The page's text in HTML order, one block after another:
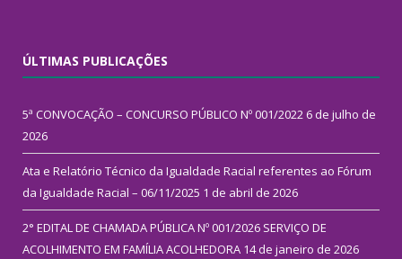
ÚLTIMAS PUBLICAÇÕES
5ª CONVOCAÇÃO – CONCURSO PÚBLICO Nº 001/2022 6 de julho de
2026
Ata e Relatório Técnico da Igualdade Racial referentes ao Fórum
da Igualdade Racial – 06/11/2025 1 de abril de 2026
2° EDITAL DE CHAMADA PÚBLICA Nº 001/2026 SERVIÇO DE
ACOLHIMENTO EM FAMÍLIA ACOLHEDORA 14 de janeiro de 2026